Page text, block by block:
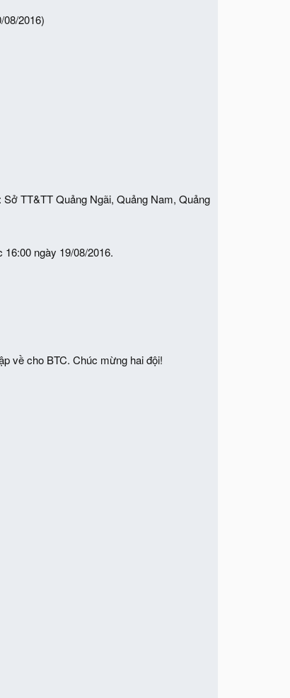
2016)
TT&TT Quảng Ngãi, Quảng Nam, Quảng
ngày 19/08/2016.
về cho BTC. Chúc mừng hai đội!